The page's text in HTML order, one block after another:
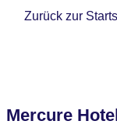
Zurück zur
Mercure